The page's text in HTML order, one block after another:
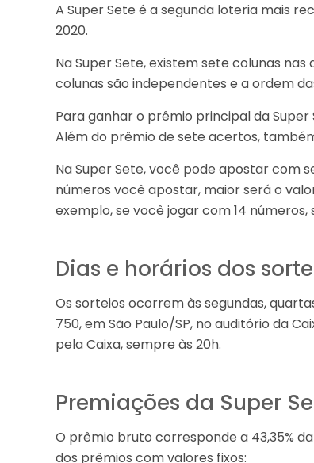
A Super Sete é a segunda loteria mais
2020.
Na Super Sete, existem sete colunas
colunas são independentes e a ordem
Para ganhar o prêmio principal da
Além do prêmio de sete acertos,
Na Super Sete, você pode apostar com
números você apostar, maior será o
exemplo, se você jogar com 14
Dias e horários dos
Os sorteios ocorrem às segundas,
750, em São Paulo/SP, no auditório da
pela Caixa, sempre às 20h.
Premiações da Super
O prêmio bruto corresponde a 43,35%
dos prêmios com valores fixos: